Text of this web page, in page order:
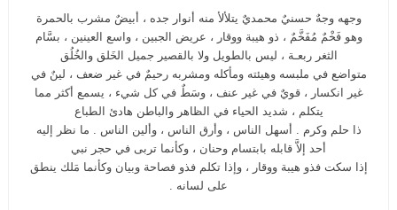
وجهه وجهٌ حسنيٌ محمديٌ يتلألأ منه أنوار جده ، أبيضٌ مشرب بالحمرة
وهو فَخْمٌ مُفَخَّمٌ ، ذو هيبة ووقار ، عريض الجبين ، واسع العينين ، بسَّام
الثغر ربعـة ، ليس بالطويل ولا بالقصير جميل الخَلق والخُلُق
متواضع في ملبسه وهيئته ومأكله ومشربه رحيمٌ في غير ضعف ، لينٌ في
غير انكسار ، قويٌ في غير عنف ، وسَطٌ في كل شيء ، يسمع أكثر مما
يتكلم ، شديد الحياء في الظاهر والباطن هادئ الطباع
ذا حلم وكرم . أسهل الناس ، وأرق الناس ، وألين الناس . ما نظر إليه
أحد إلاَّ قابله بابتسام وحنان ، وكأنما تربى في حجر نبي
إذا سكت فذو هيبة ووقار ، وإذا تكلم فذو فصاحة وبيان وكأنما مَلك ينطق
على لسانه .